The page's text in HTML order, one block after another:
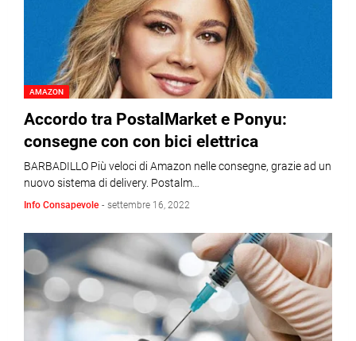
AMAZON
Accordo tra PostalMarket e Ponyu:
consegne con con bici elettrica
BARBADILLO Più veloci di Amazon nelle consegne, grazie ad un
nuovo sistema di delivery. Postalm…
Info Consapevole - settembre 16, 2022